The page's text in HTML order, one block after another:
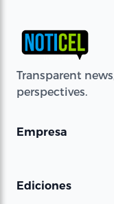
Transparent
perspectives.
Empresa
Ediciones